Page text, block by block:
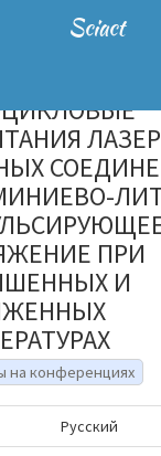
Sciact
ПРИ
И
на конференциях
Русский